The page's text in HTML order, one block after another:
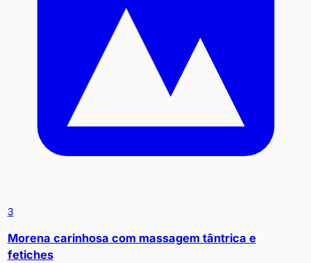
3
Morena carinhosa com massagem tântrica e
fetiches